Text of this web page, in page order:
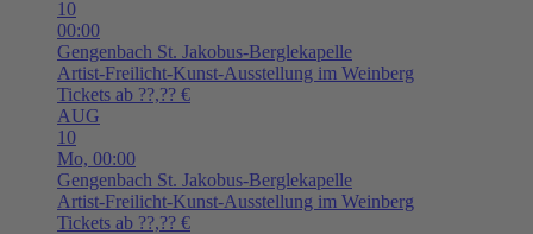
10
00:00
Gengenbach St. Jakobus-Berglekapelle
Artist-Freilicht-Kunst-Ausstellung im Weinberg
Tickets ab ??,?? €
AUG
10
Mo, 00:00
Gengenbach St. Jakobus-Berglekapelle
Artist-Freilicht-Kunst-Ausstellung im Weinberg
Tickets ab ??,?? €